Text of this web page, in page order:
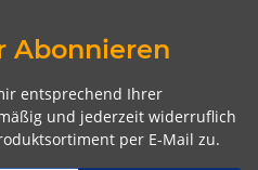
Abonnieren
entsprechend Ihrer
und jederzeit widerruflich
per E-Mail zu.